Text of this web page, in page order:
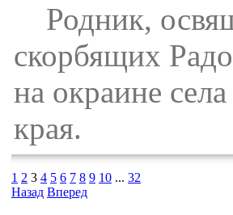
Родник,
скорбящих
на окраине
края.
1 2 3 4 5 6 7 8 9 10 ... 32
Назад Вперед